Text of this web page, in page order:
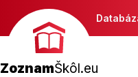
ZoznamŠkôl.eu